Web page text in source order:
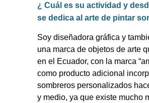
¿ Cuál es su actividad y
se dedica al arte de pintar
Soy diseñadora gráfica y
una marca de objetos de arte
en el Ecuador, con la marca
como producto adicional
sombreros personalizados
y medio, ya que existe mucho